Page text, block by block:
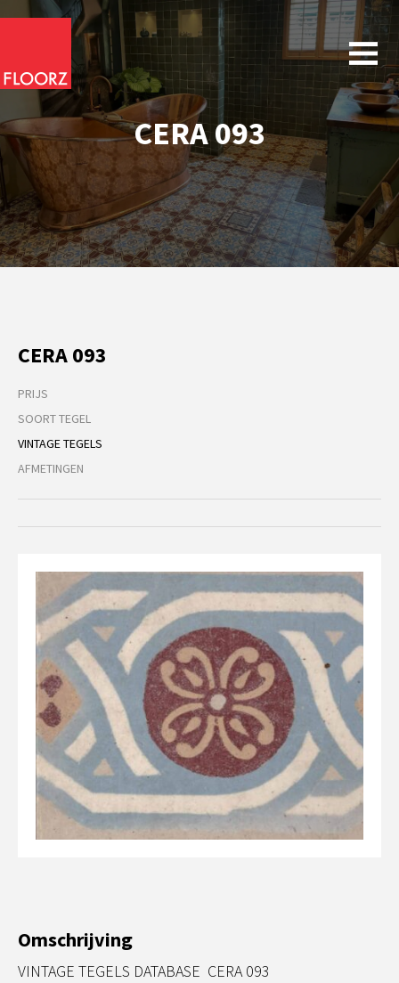
CERA 093
CERA 093
PRIJS
SOORT TEGEL
VINTAGE TEGELS
AFMETINGEN
Omschrijving
VINTAGE TEGELS DATABASE CERA 093